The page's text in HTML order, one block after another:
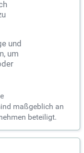
und
um
maßgeblich an
beteiligt.